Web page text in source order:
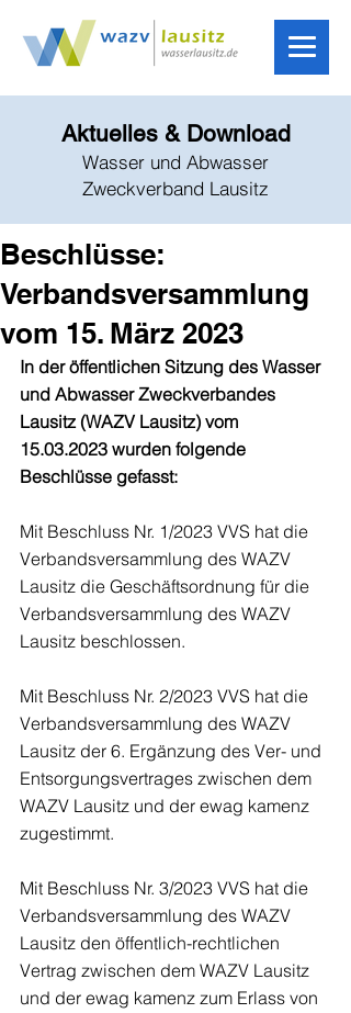
Aktuelles & Download
Wasser und Abwasser
Zweckverband Lausitz
Beschlüsse:
Verbandsversammlung
vom 15. März 2023
In der öffentlichen Sitzung des Wasser
und Abwasser Zweckverbandes
Lausitz (WAZV Lausitz) vom
15.03.2023 wurden folgende
Beschlüsse gefasst:
Mit Beschluss Nr. 1/2023 VVS hat die
Verbandsversammlung des WAZV
Lausitz die Geschäftsordnung für die
Verbandsversammlung des WAZV
Lausitz beschlossen.
Mit Beschluss Nr. 2/2023 VVS hat die
Verbandsversammlung des WAZV
Lausitz der 6. Ergänzung des Ver- und
Entsorgungsvertrages zwischen dem
WAZV Lausitz und der ewag kamenz
zugestimmt.
Mit Beschluss Nr. 3/2023 VVS hat die
Verbandsversammlung des WAZV
Lausitz den öffentlich-rechtlichen
Vertrag zwischen dem WAZV Lausitz
und der ewag kamenz zum Erlass von